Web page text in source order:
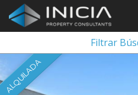
Filtrar
ALQUILADA